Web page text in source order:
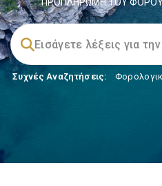
Συχνές Αναζητήσεις: